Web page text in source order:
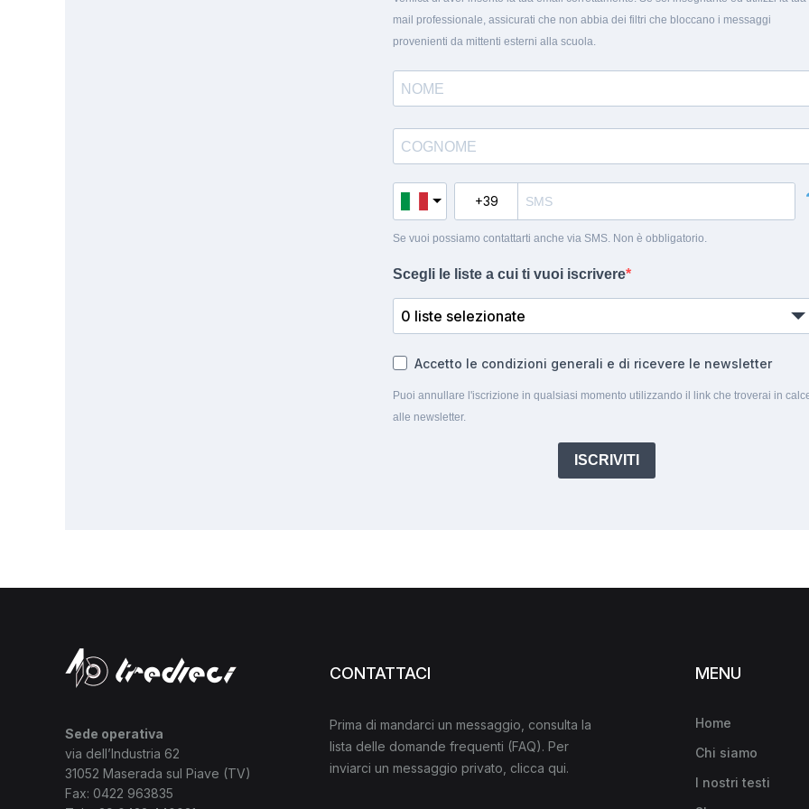
mail professionale, assicurati che non abbia dei filtri che bloccano i messaggi
provenienti da mittenti esterni alla scuola.
Se vuoi possiamo contattarti anche via SMS. Non è obbligatorio.
Scegli le liste a cui ti vuoi iscrivere
0 liste selezionate
Accetto le condizioni generali e di ricevere le newsletter
Puoi annullare l'iscrizione in qualsiasi momento utilizzando il link che troverai in
alle newsletter.
ISCRIVITI
Sede operativa
via dell’Industria 62
31052 Maserada sul Piave (TV)
Fax: 0422 963835
CONTATTACI
Prima di mandarci un messaggio, consulta la
lista delle domande frequenti (FAQ). Per
inviarci un messaggio privato, clicca qui.
MENU
Home
Chi siamo
I nostri testi